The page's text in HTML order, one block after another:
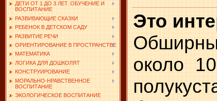
ДЕТИ ОТ 1 ДО 3 ЛЕТ. ОБУЧЕНИЕ И
ВОСПИТАНИЕ
РАЗВИВАЮЩИЕ СКАЗКИ
РЕБЕНОК В ДЕТСКОМ САДУ
РАЗВИТИЕ РЕЧИ
ОРИЕНТИРОВАНИЕ В ПРОСТРАНСТВЕ
МАТЕМАТИКА
ЛОГИКА ДЛЯ ДОШКОЛЯТ
КОНСТРУИРОВАНИЕ
МОРАЛЬНО-НРАВСТВЕННОЕ
ВОСПИТАНИЕ
ЭКОЛОГИЧЕСКОЕ ВОСПИТАНИЕ
Это
около